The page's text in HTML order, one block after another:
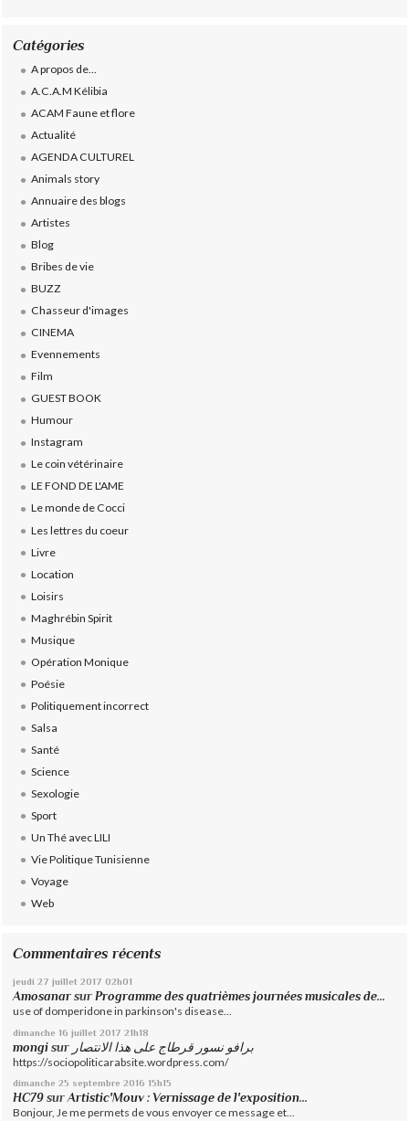
Catégories
A propos de...
A.C.A.M Kélibia
ACAM Faune et flore
Actualité
AGENDA CULTUREL
Animals story
Annuaire des blogs
Artistes
Blog
Bribes de vie
BUZZ
Chasseur d'images
CINEMA
Evennements
Film
GUEST BOOK
Humour
Instagram
Le coin vétérinaire
LE FOND DE L'AME
Le monde de Cocci
Les lettres du coeur
Livre
Location
Loisirs
Maghrébin Spirit
Musique
Opération Monique
Poésie
Politiquement incorrect
Salsa
Santé
Science
Sexologie
Sport
Un Thé avec LILI
Vie Politique Tunisienne
Voyage
Web
Commentaires récents
jeudi 27 juillet 2017 02h01
Amosanar surProgramme des quatrièmes journées musicales de...
use of domperidone in parkinson's disease...
dimanche 16 juillet 2017 21h18
mongi sur برافو نسور قرطاج على هذا الانتصار
https://sociopoliticarabsite.wordpress.com/
dimanche 25 septembre 2016 15h15
HC79 surArtistic'Mouv : Vernissage de l'exposition...
Bonjour, Je me permets de vous envoyer ce message et...